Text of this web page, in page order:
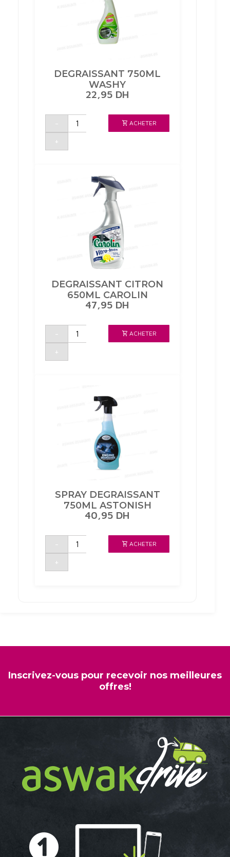
DEGRAISSANT 750ML
WASHY
22,95 DH
-
quantité
DEGRAISSANT
+
ACHETER
DEGRAISSANT CITRON
650ML CAROLIN
47,95 DH
-
quantité
DEGRAISSANT
CAROLIN
+
ACHETER
SPRAY DEGRAISSANT
750ML ASTONISH
40,95 DH
-
quantité
SPRAY
ASTONISH
+
ACHETER
Inscrivez-vous pour recevoir nos meilleures
offres!